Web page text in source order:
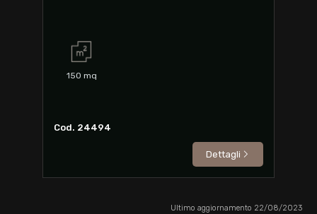
150 mq
Cod. 24494
Dettagli
Ultimo aggiornamento 22/08/2023